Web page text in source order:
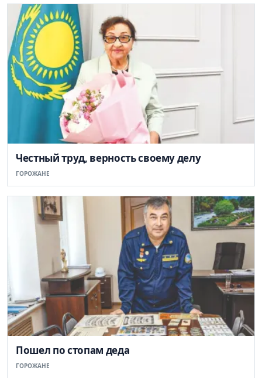
Честный труд, верность своему делу
ГОРОЖАНЕ
Пошел по стопам деда
ГОРОЖАНЕ